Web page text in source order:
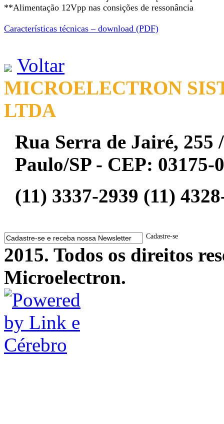
**Alimentação 12Vpp nas consições de ressonância
Características técnicas – download (PDF)
Voltar
MICROELECTRON
LTDA
Rua Serra de Jairé, 255
Paulo/SP - CEP: 03175-
(11) 3337-2939 (11)
Cadastre-se
2015. Todos os direitos
Microelectron.